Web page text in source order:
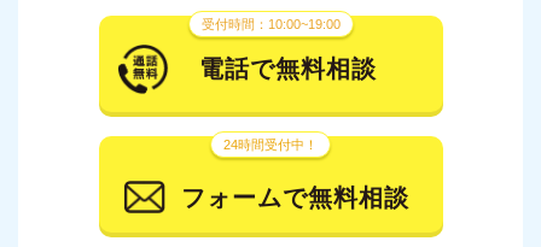
受付時間：10:00~19:00
電話で無料相談
24時間受付中！
フォームで無料相談